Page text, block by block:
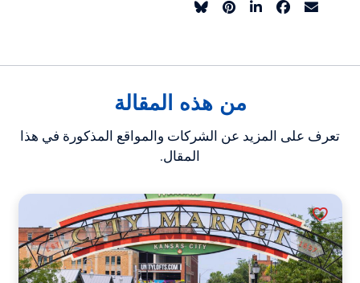
من هذه المقالة
تعرف على المزيد عن الشركات والمواقع المذكورة في هذا
المقال.